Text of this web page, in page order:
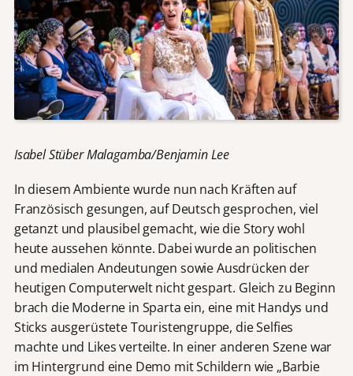
Isabel Stüber Malagamba/Benjamin Lee
In diesem Ambiente wurde nun nach Kräften auf
Französisch gesungen, auf Deutsch gesprochen, viel
getanzt und plausibel gemacht, wie die Story wohl
heute aussehen könnte. Dabei wurde an politischen
und medialen Andeutungen sowie Ausdrücken der
heutigen Computerwelt nicht gespart. Gleich zu Beginn
brach die Moderne in Sparta ein, eine mit Handys und
Sticks ausgerüstete Touristengruppe, die Selfies
machte und Likes verteilte. In einer anderen Szene war
im Hintergrund eine Demo mit Schildern wie „Barbie